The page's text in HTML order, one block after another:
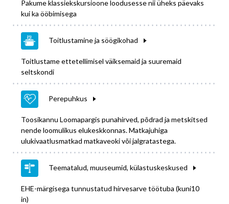
Pakume klassiekskursioone loodusesse nii üheks päevaks
kui ka ööbimisega
Toitlustamine ja söögikohad
Toitlustame ettetellimisel väiksemaid ja suuremaid
seltskondi
Perepuhkus
Toosikannu Loomapargis punahirved, põdrad ja metskitsed
nende loomulikus elukeskkonnas. Matkajuhiga
ulukivaatlusmatkad matkaveoki või jalgratastega.
Teematalud, muuseumid, külastuskeskused
EHE-märgisega tunnustatud hirvesarve töötuba (kuni10
in)